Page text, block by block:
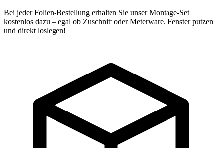
Bei jeder Folien-Bestellung erhalten Sie unser Montage-Set
kostenlos dazu – egal ob Zuschnitt oder Meterware. Fenster putzen
und direkt loslegen!